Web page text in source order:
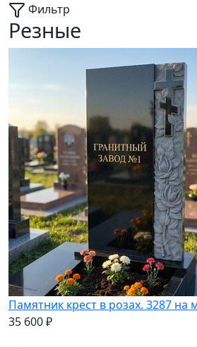
Фильтр
Резные
Памятник крест в розах. 3287 на
35 600 ₽